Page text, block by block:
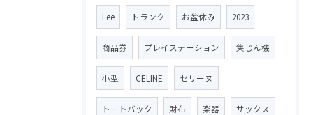
Lee トランク お盆休み 2023
商品券 プレイステーション 集じん機
小型 CELINE セリーヌ
トートバック 財布 楽器 サックス